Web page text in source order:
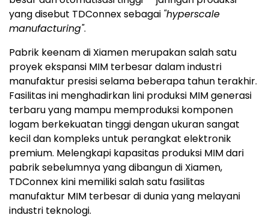
yang disebut TDConnex sebagai "hyperscale
manufacturing".
Pabrik keenam di Xiamen merupakan salah satu
proyek ekspansi MIM terbesar dalam industri
manufaktur presisi selama beberapa tahun terakhir.
Fasilitas ini menghadirkan lini produksi MIM generasi
terbaru yang mampu memproduksi komponen
logam berkekuatan tinggi dengan ukuran sangat
kecil dan kompleks untuk perangkat elektronik
premium. Melengkapi kapasitas produksi MIM dari
pabrik sebelumnya yang dibangun di Xiamen,
TDConnex kini memiliki salah satu fasilitas
manufaktur MIM terbesar di dunia yang melayani
industri teknologi.